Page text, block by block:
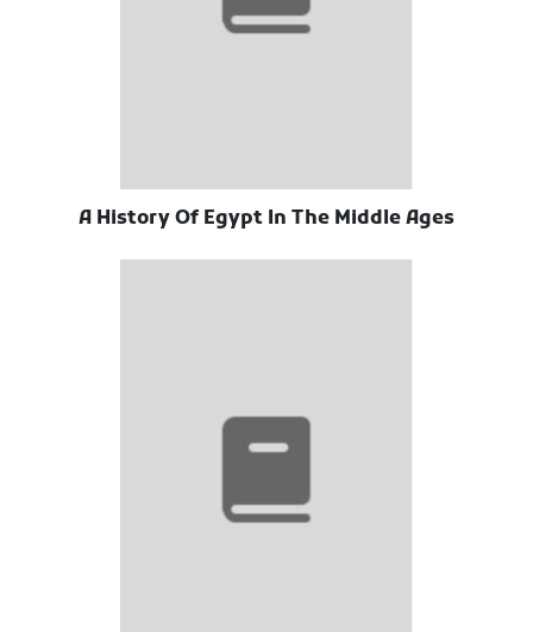
A History Of Egypt In The Middle Ages